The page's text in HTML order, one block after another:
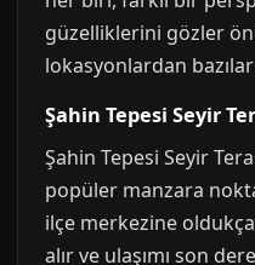
güzelliklerini gözler
lokasyonlardan
Şahin Tepesi Seyir
Şahin Tepesi Seyir
popüler manzara
ilçe merkezine
alır ve ulaşımı son